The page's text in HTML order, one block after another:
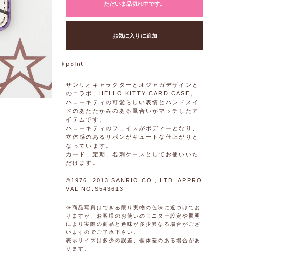
ただいま品切れ中です。
お気に入りに追加
サンリオキャラクターとオジャガデザインと
のコラボ、HELLO KITTY CARD CASE。
ハローキティの可愛らしい表情とハンドメイ
ドのあたたかみのある風合いがマッチしたア
イテムです。
ハローキティのフェイスがボディーとなり、
立体感のあるリボンがキュートな仕上がりと
なっています。
カード、定期、名刺ケースとしてお使いいた
だけます。
©1976, 2013 SANRIO CO., LTD. APPRO
VAL NO.S543613
※商品写真はできる限り実物の色味に近づけてお
りますが、お客様のお使いのモニター設定や照明
により実際の商品と色味が多少異なる場合がござ
いますのでご了承下さい。
表示サイズは多少の誤差、個体差のある場合があ
ります。